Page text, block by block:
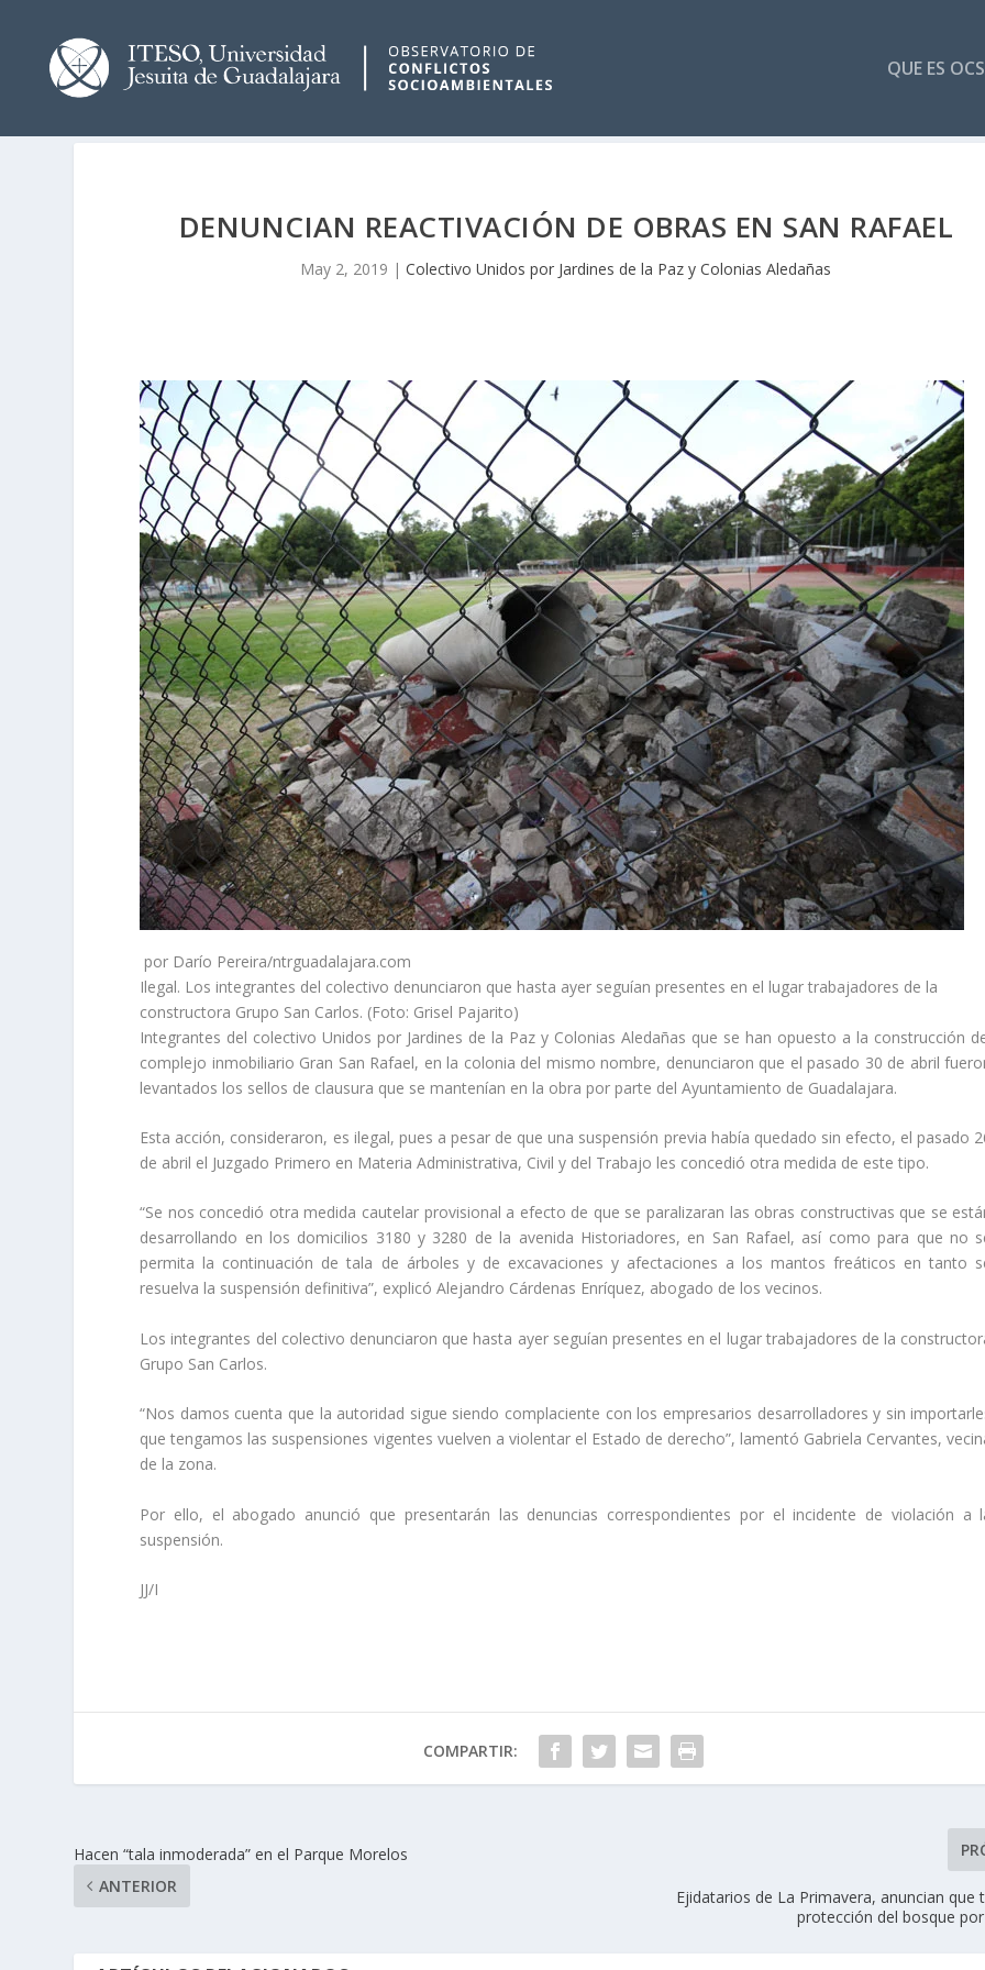
QUE ES
DENUNCIAN REACTIVACIÓN DE OBRAS EN SAN RAFAEL
May 2, 2019 |Colectivo Unidos por Jardines de la Paz y Colonias Aledañas
por Darío Pereira/ntrguadalajara.com
Ilegal. Los integrantes del colectivo denunciaron que hasta ayer seguían presentes en el lugar trabajadores de la
constructora Grupo San Carlos. (Foto: Grisel Pajarito)
Integrantes del colectivo Unidos por Jardines de la Paz y Colonias Aledañas que se han opuesto a la construcción
complejo inmobiliario Gran San Rafael, en la colonia del mismo nombre, denunciaron que el pasado 30 de abril
levantados los sellos de clausura que se mantenían en la obra por parte del Ayuntamiento de Guadalajara.
Esta acción, consideraron, es ilegal, pues a pesar de que una suspensión previa había quedado sin efecto, el pasado
de abril el Juzgado Primero en Materia Administrativa, Civil y del Trabajo les concedió otra medida de este tipo.
“Se nos concedió otra medida cautelar provisional a efecto de que se paralizaran las obras constructivas que se
desarrollando en los domicilios 3180 y 3280 de la avenida Historiadores, en San Rafael, así como para que no
permita la continuación de tala de árboles y de excavaciones y afectaciones a los mantos freáticos en tanto
resuelva la suspensión definitiva”, explicó Alejandro Cárdenas Enríquez, abogado de los vecinos.
Los integrantes del colectivo denunciaron que hasta ayer seguían presentes en el lugar trabajadores de la
Grupo San Carlos.
“Nos damos cuenta que la autoridad sigue siendo complaciente con los empresarios desarrolladores y sin
que tengamos las suspensiones vigentes vuelven a violentar el Estado de derecho”, lamentó Gabriela Cervantes,
de la zona.
Por ello, el abogado anunció que presentarán las denuncias correspondientes por el incidente de violación a
suspensión.
JJ/I
COMPARTIR:
Hacen “tala inmoderada” en el Parque Morelos
ANTERIOR
Ejidatarios de La Primavera, anuncian que
protección del bosque